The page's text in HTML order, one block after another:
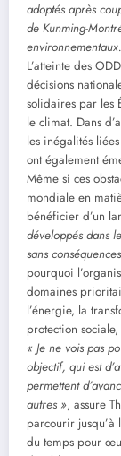
adoptés après
de Kunming-
L’atteinte des
décisions
solidaires par les
le climat. Dans
les inégalités
ont également
Même si ces
mondiale en
bénéficier d’un
développés dans
sans
pourquoi
domaines
l’énergie, la
protection
« Je ne vois pas
objectif, qui est
permettent
autres », assure
parcourir jusqu’à
du temps pour